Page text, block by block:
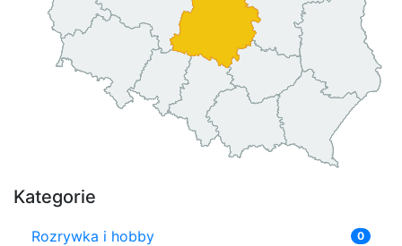
Kategorie
Rozrywka i hobby 0